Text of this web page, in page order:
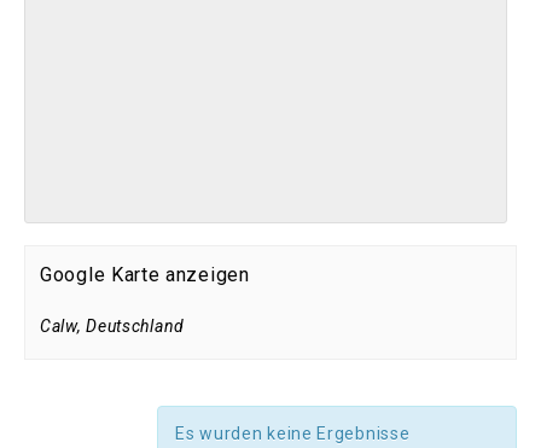
Google Karte anzeigen
Calw, Deutschland
Es wurden keine Ergebnisse